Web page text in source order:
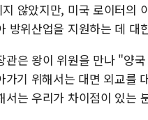
않았지만, 미국 로이터의
방위산업을 지원하는 데 대
관은 왕이 위원을 만나 "양
기 위해서는 대면 외교를
서는 우리가 차이점이 있는